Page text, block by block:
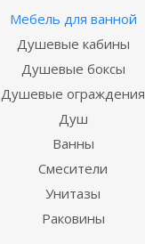
Мебель для ванной
Душевые кабины
Душевые боксы
Душевые ограждения
Душ
Ванны
Смесители
Унитазы
Раковины